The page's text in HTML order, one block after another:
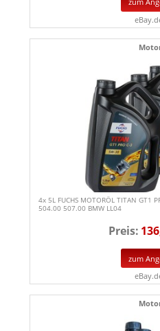
4x 5L FUCHS MOTORÖL TITAN GT1
504.00 507.00 BMW LL04
Preis:
zum